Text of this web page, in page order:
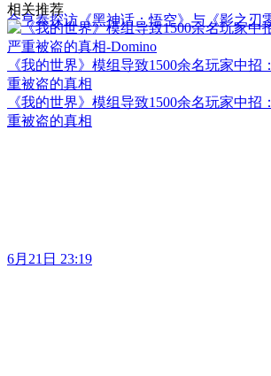
金亨泰探访《黑神话：悟空》与《影之刃
相关推荐
《我的世界》模组导致1500余名玩家中招
重被盗的真相
《我的世界》模组导致1500余名玩家中招
重被盗的真相
6月21日 23:19